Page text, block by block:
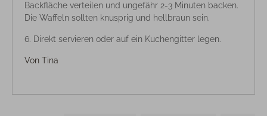
Backfläche verteilen und ungefähr 2-3 Minuten backen.
Die Waffeln sollten knusprig und hellbraun sein.
Direkt servieren oder auf ein Kuchengitter legen.
Von Tina